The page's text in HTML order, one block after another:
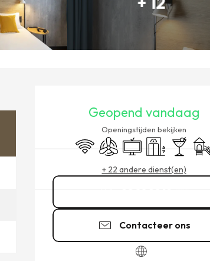
Geopend vandaag
Openingstijden bekijken
Wifi Met aircoTelevisie
Lift Bar /
+ 22 andere dienst(en)
Contacteer ons